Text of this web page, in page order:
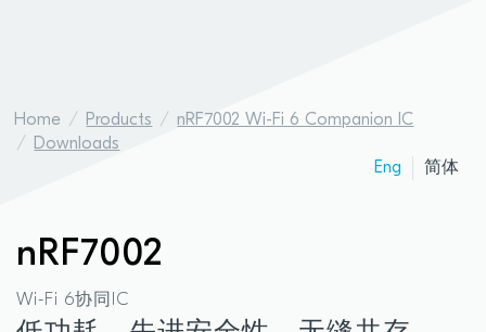
Home Products
nRF7002 Wi-Fi 6 Companion IC
Downloads
Eng
简体
nRF7002
Wi-Fi 6协同IC